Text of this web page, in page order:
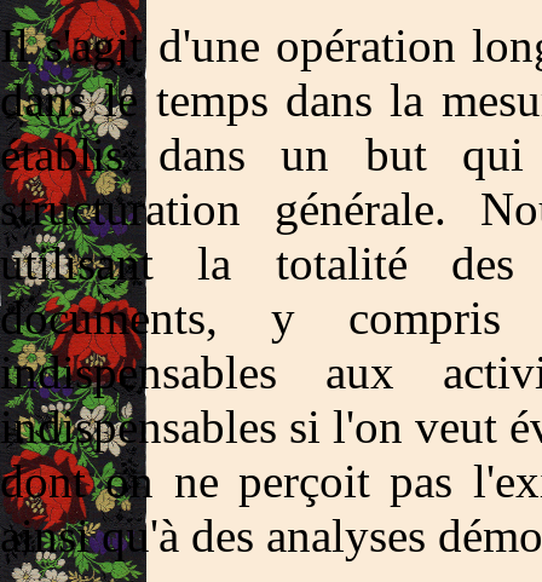
Il s'agit d'une opération
dans le temps dans la
établis dans un but qui
structuration générale.
utilisant la totalité des
documents, y compris
indispensables aux
indispensables si l'on veut
dont on ne perçoit pas
ainsi qu'à des analyses